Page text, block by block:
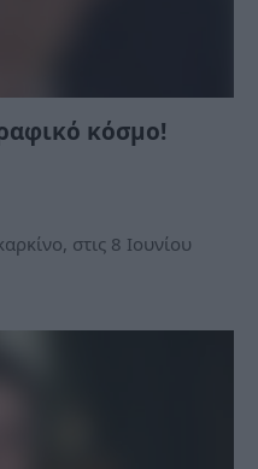
κόσμο!
στις 8 Ιουνίου